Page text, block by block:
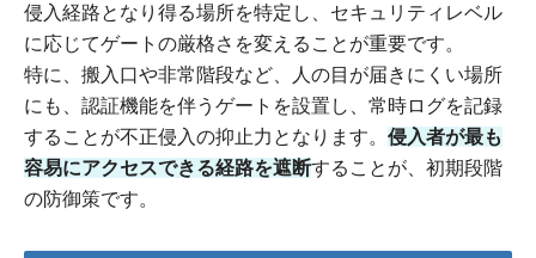
侵入経路となり得る場所を特定し、セキュリティレベル
に応じてゲートの厳格さを変えることが重要です。
特に、搬入口や非常階段など、人の目が届きにくい場所
にも、認証機能を伴うゲートを設置し、常時ログを記録
することが不正侵入の抑止力となります。 侵入者が最も
容易にアクセスできる経路を遮断することが、初期段階
の防御策です。